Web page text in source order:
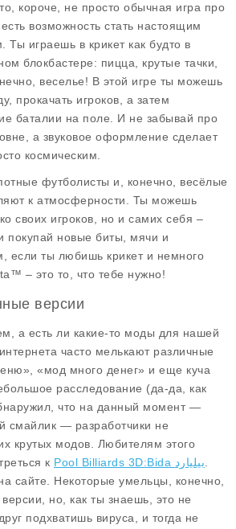
короче, не просто обычная игра про
возможность стать настоящим
Ты играешь в крикет как будто в
блокбастере: пицца, крутые тачки,
веселье! В этой игре ты можешь
прокачать игроков, а затем
баталии на поле. И не забывай про
а звуковое оформление сделает
космическим.
футболисты и, конечно, весёлые
к атмосферности. Ты можешь
своих игроков, но и самих себя –
покупай новые биты, мячи и
если ты любишь крикет и немного
– это то, что тебе нужно!
версии
а есть ли какие-то моды для нашей
часто мелькают различные
«мод много денег» и еще куча
расследование (да-да, как
что на данный момент —
смайлик — разработчики не
крутых модов. Любителям этого
к
Pool Billiards 3D:Bida بیلیارد
сайте. Некоторые умельцы, конечно,
но, как ты знаешь, это не
подхватишь вируса, и тогда не